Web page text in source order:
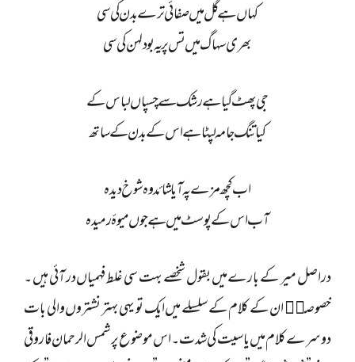
کہاں ہے گل میں صفائی ترے بدن کی سی
بھری سہاگ میں تس پر یہ بو دلہن کی سی
جی پھٹ گیا ہے رشک سے چسپاں لباس کے
کیا تنگ جامہ لپٹا ہے اس کے بدن کے ساتھ
اب کچھ مزے پہ آیا شائد وہ شوخ دیدہ
آب اس کے پوسٹ میں ہے جوں میوۂ رمیدہ
دراصل میر کے بارے میں بقول شخصے بہت سی غلط فہمیاں در آئی ہیں ۔
خصوصا٘ ان کے کلام کے سلسلے میں ایک تو یہی بہتر نشتروں والی بات
دوسرے کلام میں یاسیت کی شدت ۔اس موضوع پر شمس الرحمان فاروقی